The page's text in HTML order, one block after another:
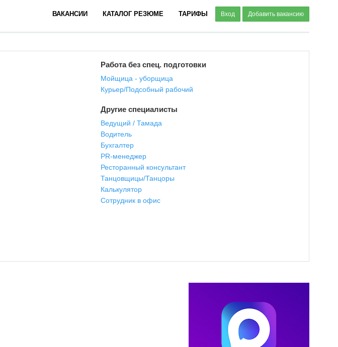
ВАКАНСИИ КАТАЛОГ РЕЗЮМЕ ТАРИФЫ Вход Добавить вакансию
Работа без спец. подготовки
Мойщица - уборщица
Курьер/Подсобный рабочий
Другие специалисты
Ведущий / Тамада
Водитель
Бухгалтер
PR-менеджер
Ресторанный консультант
Танцовщицы/Танцоры
Калькулятор
Сотрудник в офис